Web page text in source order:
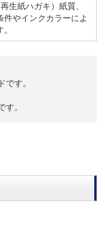
生紙ハガキ）紙質、
件やインクカラーによ
す。
す。